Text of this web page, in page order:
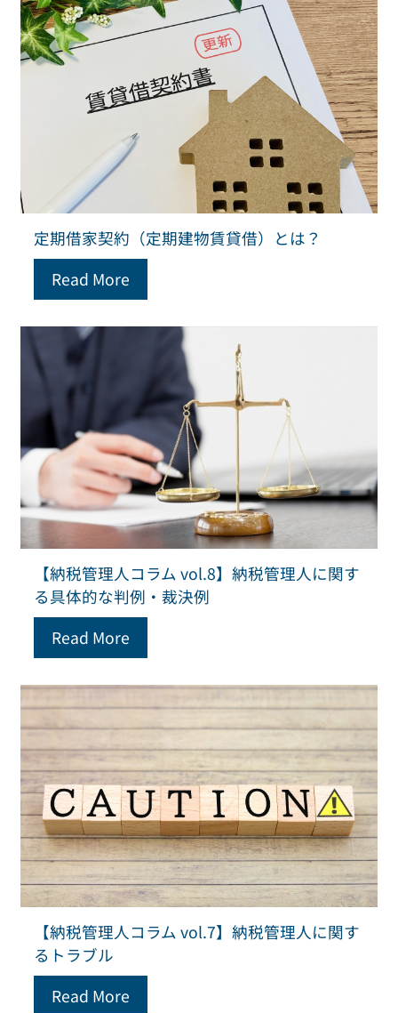
定期借家契約（定期建物賃貸借）とは？
Read More
【納税管理人コラム vol.8】納税管理人に関す
る具体的な判例・裁決例
Read More
【納税管理人コラム vol.7】納税管理人に関す
るトラブル
Read More